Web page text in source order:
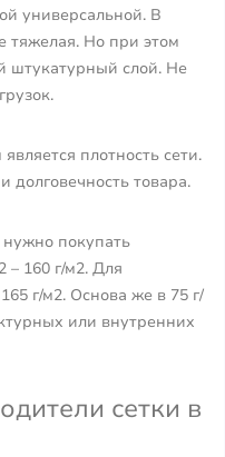
универсальной. В
тяжелая. Но при этом
штукатурный слой. Не
плотность сети.
долговечность товара.
покупать
– 160 г/м2. Для
г/м2. Основа же в 75 г/
или внутренних
сетки в